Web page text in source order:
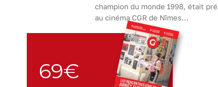
champion du monde 1998, était
au cinéma CGR de Nîmes...
69€